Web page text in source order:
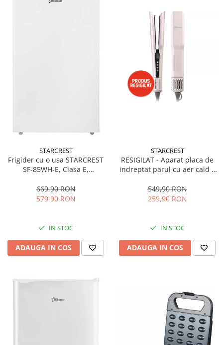
STARCREST
Frigider cu o usa STARCREST
SF-85WH-E, Clasa E,
interioara, Compartiment
gheata, H 82 cm, Alb
669,90 RON
579,90 RON
IN STOC
ADAUGA IN COS
STARCREST
RESIGILAT - Aparat placa de
indreptat parul cu aer cald 2
1300 W, Uscare si indreptare,
Afisaj LCD, Tehnologie cu ioni
549,90 RON
259,90 RON
IN STOC
ADAUGA IN COS